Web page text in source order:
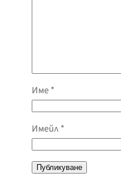
Име*
Имейл*